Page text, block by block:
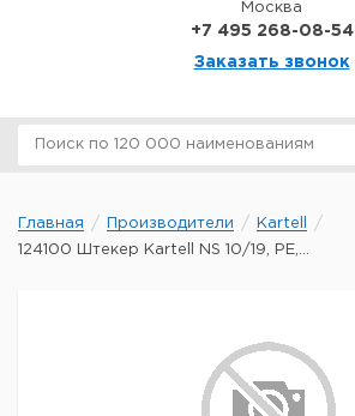
Москва
+7 495 268-08-54
Заказать звонок
Главная Производители
Kartell
124100 Штекер Kartell NS 10/19, PE,...